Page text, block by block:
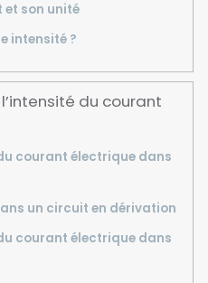
et son unité
intensité ?
du courant
courant électrique dans
un circuit en dérivation
courant électrique dans